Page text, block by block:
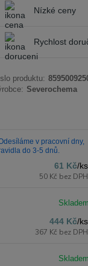
Nízké ceny
Rychlost
produktu:
Severochema
61 Kč/ks
50 Kč bez DPH
v pracovní dny,
do 3-5 dnů.
444 Kč/ks
367 Kč bez DPH